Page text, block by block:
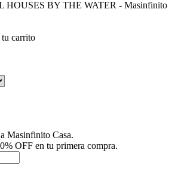
tu carrito
Masinfinito Casa.
OFF en tu primera compra.